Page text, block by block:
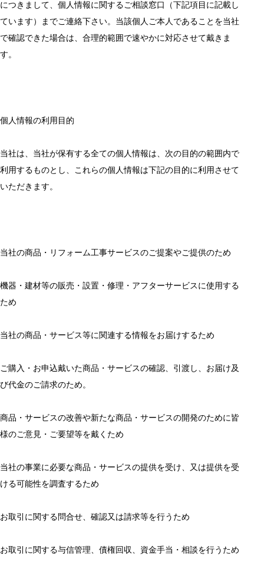
につきまして、個人情報に関するご相談窓口（下記項目に記載し
ています）までご連絡下さい。当該個人ご本人であることを当社
で確認できた場合は、合理的範囲で速やかに対応させて戴きま
す。
個人情報の利用目的
当社は、当社が保有する全ての個人情報は、次の目的の範囲内で
利用するものとし、これらの個人情報は下記の目的に利用させて
いただきます。
当社の商品・リフォーム工事サービスのご提案やご提供のため
機器・建材等の販売・設置・修理・アフターサービスに使用する
ため
当社の商品・サービス等に関連する情報をお届けするため
ご購入・お申込戴いた商品・サービスの確認、引渡し、お届け及
び代金のご請求のため。
商品・サービスの改善や新たな商品・サービスの開発のために皆
様のご意見・ご要望等を戴くため
当社の事業に必要な商品・サービスの提供を受け、又は提供を受
ける可能性を調査するため
お取引に関する問合せ、確認又は請求等を行うため
お取引に関する与信管理、債権回収、資金手当・相談を行うため